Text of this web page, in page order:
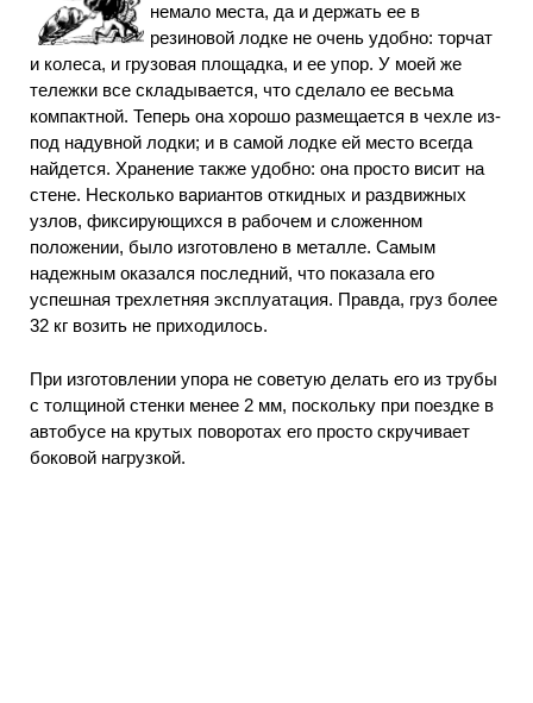
немало места, да и держать ее в
резиновой лодке не очень удобно: торчат
и колеса, и грузовая площадка, и ее упор. У моей же
тележки все складывается, что сделало ее весьма
компактной. Теперь она хорошо размещается в чехле из-
под надувной лодки; и в самой лодке ей место всегда
найдется. Хранение также удобно: она просто висит на
стене. Несколько вариантов откидных и раздвижных
узлов, фиксирующихся в рабочем и сложенном
положении, было изготовлено в металле. Самым
надежным оказался последний, что показала его
успешная трехлетняя эксплуатация. Правда, груз более
32 кг возить не приходилось.
При изготовлении упора не советую делать его из трубы
с толщиной стенки менее 2 мм, поскольку при поездке в
автобусе на крутых поворотах его просто скручивает
боковой нагрузкой.